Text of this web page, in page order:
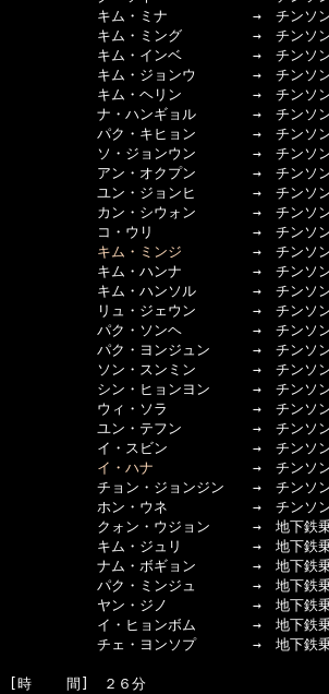
　　　　　キム・ミナ　　　　　　→　チンソ
　　　　　キム・ミング　　　　　→　チンソ
　　　　　キム・インベ　　　　　→　チンソ
　　　　　キム・ジョンウ　　　　→　チンソ
　　　　　キム・ヘリン　　　　　→　チンソ
　　　　　ナ・ハンギョル　　　　→　チンソ
　　　　　パク・キヒョン　　　　→　チンソ
　　　　　ソ・ジョンウン　　　　→　チンソ
　　　　　アン・オクプン　　　　→　チンソ
　　　　　ユン・ジョンヒ　　　　→　チンソ
　　　　　カン・シウォン　　　　→　チンソ
　　　　　コ・ウリ　　　　　　　→　チンソ
キム・ミンジ →　チンソンの
　　　　　キム・ハンナ　　　　　→　チンソ
　　　　　キム・ハンソル　　　　→　チンソ
　　　　　リュ・ジェウン　　　　→　チンソ
　　　　　パク・ソンヘ　　　　　→　チンソ
　　　　　パク・ヨンジュン　　　→　チンソ
　　　　　ソン・スンミン　　　　→　チンソ
　　　　　シン・ヒョンヨン　　　→　チンソ
　　　　　ウィ・ソラ　　　　　　→　チンソ
　　　　　ユン・テフン　　　　　→　チンソ
　　　　　イ・スビン　　　　　　→　チンソ
イ・ハナ →　チンソンの学
　　　　　チョン・ジョンジン　　→　チンソ
　　　　　ホン・ウネ　　　　　　→　チンソ
　　　　　クォン・ウジョン　　　→　地下鉄
　　　　　キム・ジュリ　　　　　→　地下鉄
　　　　　ナム・ボギョン　　　　→　地下鉄
　　　　　パク・ミンジュ　　　　→　地下鉄
　　　　　ヤン・ジノ　　　　　　→　地下鉄
　　　　　イ・ヒョンボム　　　　→　地下鉄
　　　　　チェ・ヨンソプ　　　　→　地下鉄
[時    間]　２６分